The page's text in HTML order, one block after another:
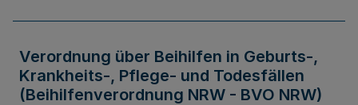
Verordnung über Beihilfen in Geburts-,
Krankheits-, Pflege- und Todesfällen
(Beihilfenverordnung NRW - BVO NRW)